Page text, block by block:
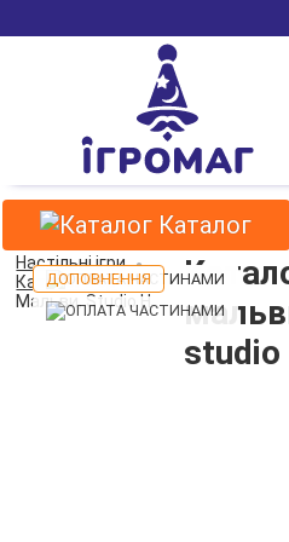
Каталог
Настільні ігри
Каталог ігор
Мальви, Studio H
studio
ДОПОВНЕННЯ
ДОПОВНЕННЯ